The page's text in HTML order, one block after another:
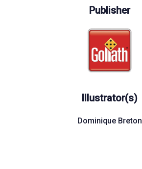
Publisher
Illustrator(s)
Dominique Breton